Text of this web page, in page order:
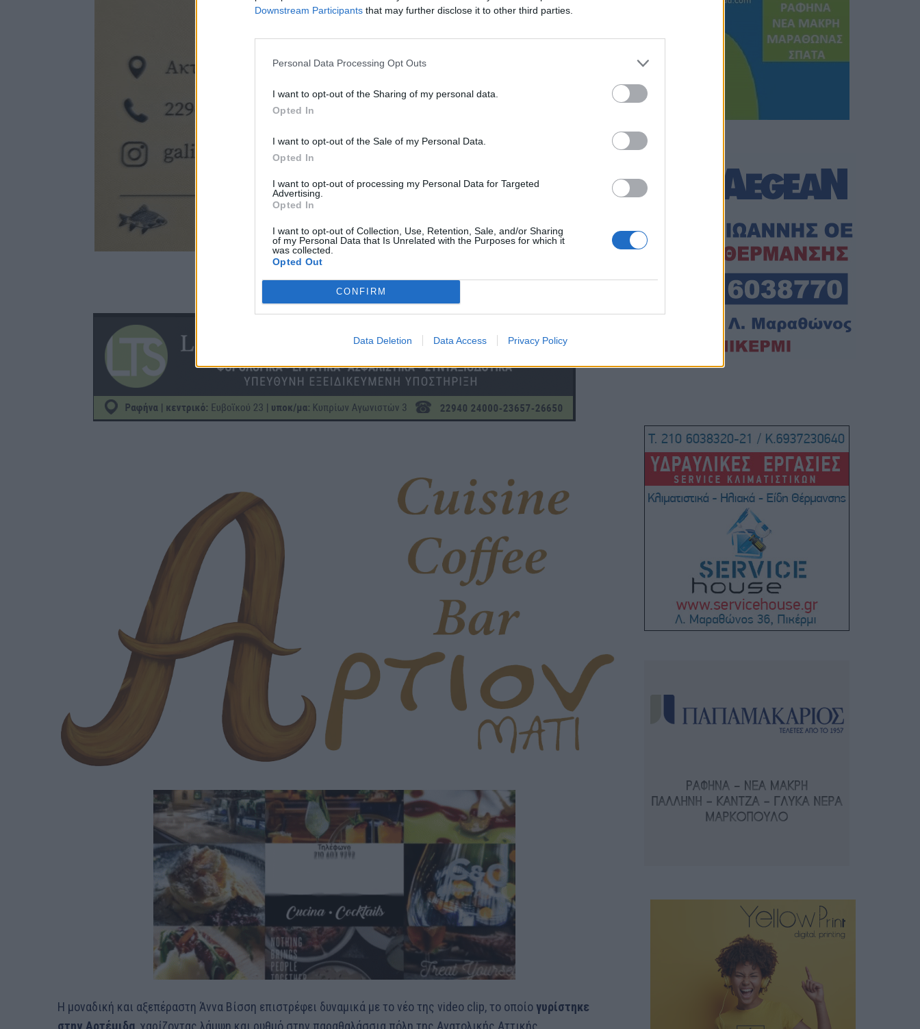
Downstream Participants that may further disclose it to other third parties.
Personal Data Processing Opt Outs
I want to opt-out of the Sharing of my personal data.
Opted In
I want to opt-out of the Sale of my Personal Data.
Opted In
I want to opt-out of processing my Personal Data for Targeted
Advertising.
Opted In
I want to opt-out of Collection, Use, Retention, Sale, and/or Sharing
of my Personal Data that Is Unrelated with the Purposes for which it
was collected.
Opted Out
CONFIRM
Data Deletion Data Access Privacy Policy
Η μοναδική και αξεπέραστη Άννα Βίσση επιστρέφει δυναμικά με το νέο της video clip, το οποίογυρίστηκε
στην Αρτέμιδα , χαρίζοντας λάμψη και ρυθμό στην παραθαλάσσια πόλη της Ανατολικής Αττικής.